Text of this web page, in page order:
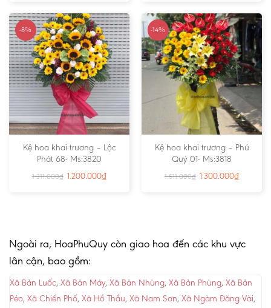
-8%
Kệ hoa khai trương – Lộc
Phát 68- Ms:3820
1.311.000₫ 1.200.000₫
-14%
Kệ hoa khai trương – Phú
Quý 01- Ms:3818
1.511.000₫ 1.300.000₫
Ngoài ra, HoaPhuQuy còn giao hoa đến các khu vực
lân cận, bao gồm:
Xã Bản Luốc, Xã Bản Máy, Xã Bản Nhùng, Xã Bản Phùng, Xã Bản
Péo, Xã Chiến Phố, Xã Hồ Thầu, Xã Nam Sơn, Xã Ngàm Đăng Vài,